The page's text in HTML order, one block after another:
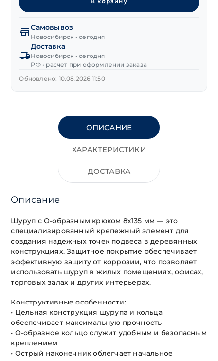
Шуруп
О-
образным
крюком
с
дюбелем
8х135/12х60 мм
Самовывоз
Новосибирск • сегодня
Доставка
Новосибирск • сегодня
РФ • расчет при оформлении заказа
Обновлено: 10.08.2026 11:50
ОПИСАНИЕ
ХАРАКТЕРИСТИКИ
ДОСТАВКА
Описание
Шуруп с О-образным крюком 8х135 мм — это
специализированный крепежный элемент для
создания надежных точек подвеса в деревянных
конструкциях. Защитное покрытие обеспечивает
эффективную защиту от коррозии, что позволяет
использовать шуруп в жилых помещениях, офисах,
торговых залах и других интерьерах.
Конструктивные особенности:
• Цельная конструкция шурупа и кольца
обеспечивает максимальную прочность
• О-образное кольцо служит удобным и безопасным
креплением
• Острый наконечник облегчает начальное